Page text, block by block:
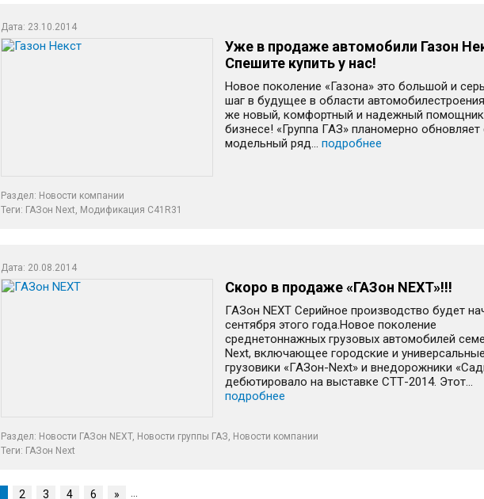
Дата: 23.10.2014
Уже в продаже автомобили Газон
Спешите купить у нас!
Новое поколение «Газона» это большой и
шаг в будущее в области
же новый, комфортный и надежный
бизнесе! «Группа ГАЗ» планомерно обновляет
модельный ряд... подробнее
Раздел: Новости компании
Теги: ГАЗон Next, Модификация C41R31
Дата: 20.08.2014
Скоро в продаже «ГАЗон NEXT»!!!
ГАЗон NEXT Серийное производство будет
сентября этого года.Новое поколение
среднетоннажных грузовых автомобилей
Next, включающее городские и универсальные
грузовики «ГАЗон-Next» и внедорожники
дебютировало на выставке СТТ-2014. Этот...
подробнее
Раздел: Новости ГАЗон NEXT, Новости группы ГАЗ, Новости компании
Теги: ГАЗон Next
2 3 4 6 »